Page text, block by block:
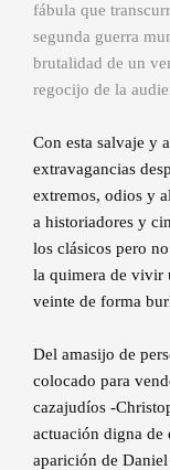
fábula que
segunda guerra
brutalidad de un
regocijo de la
Con esta salvaje y
extravagancias
extremos, odios y
a historiadores y
los clásicos pero
la quimera de vivir
veinte de forma
Del amasijo de
colocado para
cazajudíos -
actuación digna de
aparición de